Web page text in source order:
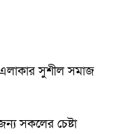
সুশীল সমাজ
সকলের চেষ্টা